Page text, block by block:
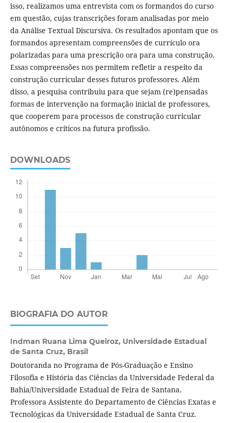
isso, realizamos uma entrevista com os formandos do curso
em questão, cujas transcrições foram analisadas por meio
da Análise Textual Discursiva. Os resultados apontam que os
formandos apresentam compreensões de currículo ora
polarizadas para uma prescrição ora para uma construção.
Essas compreensões nos permitem refletir a respeito da
construção curricular desses futuros professores. Além
disso, a pesquisa contribuiu para que sejam (re)pensadas
formas de intervenção na formação inicial de professores,
que cooperem para processos de construção curricular
autônomos e críticos na futura profissão.
DOWNLOADS
BIOGRAFIA DO AUTOR
Indman Ruana Lima Queiroz, Universidade Estadual
de Santa Cruz, Brasil
Doutoranda no Programa de Pós-Graduação e Ensino
Filosofia e História das Ciências da Universidade Federal da
Bahia/Universidade Estadual de Feira de Santana.
Professora Assistente do Departamento de Ciências Exatas e
Tecnológicas da Universidade Estadual de Santa Cruz.